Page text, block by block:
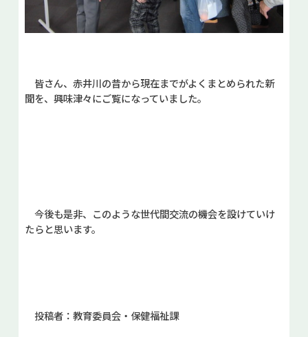
皆さん、赤井川の昔から現在までがよくまとめられた新
聞を、興味津々にご覧になっていました。
今後も是非、このような世代間交流の機会を設けていけ
たらと思います。
投稿者：教育委員会・保健福祉課